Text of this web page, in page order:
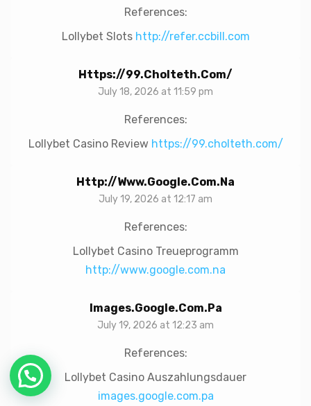
References:
Lollybet Slots http://refer.ccbill.com
Https://99.cholteth.com/
July 18, 2026 at 11:59 pm
References:
Lollybet Casino Review https://99.cholteth.com/
Http://www.google.com.na
July 19, 2026 at 12:17 am
References:
Lollybet Casino Treueprogramm
http://www.google.com.na
Images.google.com.pa
July 19, 2026 at 12:23 am
References:
Lollybet Casino Auszahlungsdauer
images.google.com.pa